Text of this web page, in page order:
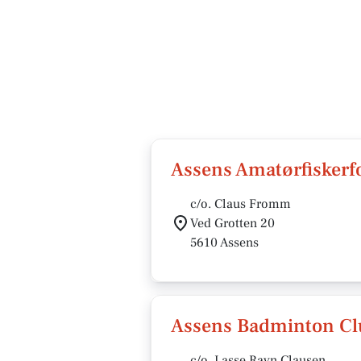
Assens
c/o. Claus Fromm
Ved Grotten 20
5610 Assens
Assens Badminton